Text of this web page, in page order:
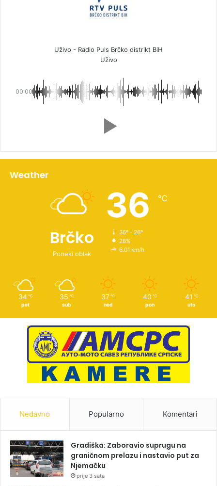
Uživo - Radio Puls Brčko distrikt BiH
Uživo
00:00
Weather
Brčko
Poneki oblak
36 ℃
36º - 26º
28%
6.01 km/h
34 ℃
pet
35 ℃
sub
37 ℃
ned
40 ℃
pon
41 ℃
uto
Nedavno Popularno Komentari
Gradiška: Zaboravio suprugu na
graničnom prelazu i nastavio put za
Njemačku
prije 3 sata